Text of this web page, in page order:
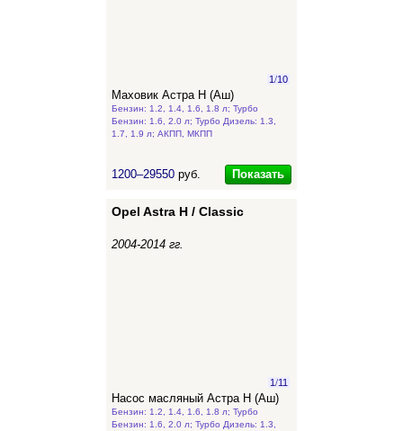
1/10
Маховик Астра Н (Аш)
Бензин: 1.2, 1.4, 1.6, 1.8 л; Турбо
Бензин: 1.6, 2.0 л; Турбо Дизель: 1.3,
1.7, 1.9 л; АКПП, МКПП
1200–29550 руб. Показать
Opel Astra H / Classic
2004-2014 гг.
1/11
Насос масляный Астра Н (Аш)
Бензин: 1.2, 1.4, 1.6, 1.8 л; Турбо
Бензин: 1.6, 2.0 л; Турбо Дизель: 1.3,